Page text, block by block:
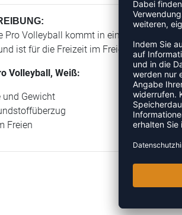
Pro Volleyball kommt in einer haltbaren,
ist für die Freizeit im Freien zu spielen.
Volleyball, Weiß:
und Gewicht
Freien